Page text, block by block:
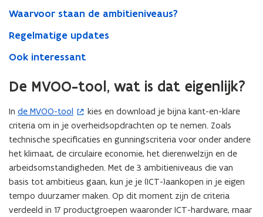
Waarvoor staan de ambitieniveaus?
Regelmatige updates
Ook interessant
De MVOO-tool, wat is dat eigenlijk?
In de MVOO-tool
(
o
p
e
n
t
i
n
kies en download je bijna kant-en-klare
criteria om in je overheidsopdrachten op te nemen. Zoals
technische specificaties en gunningscriteria voor onder andere
het klimaat, de circulaire economie, het dierenwelzijn en de
arbeidsomstandigheden. Met de 3 ambitieniveaus die van
basis tot ambitieus gaan, kun je je (ICT-)aankopen in je eigen
tempo duurzamer maken. Op dit moment zijn de criteria
verdeeld in 17 productgroepen waaronder ICT-hardware, maar